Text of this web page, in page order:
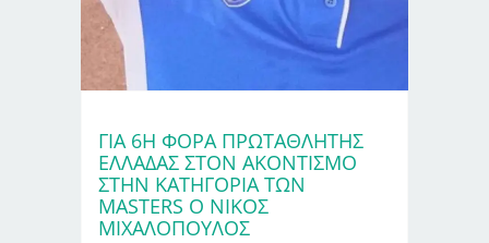
ΓΙΑ 6Η ΦΟΡΑ ΠΡΩΤΑΘΛΗΤΗΣ
ΕΛΛΑΔΑΣ ΣΤΟΝ ΑΚΟΝΤΙΣΜΟ
ΣΤΗΝ ΚΑΤΗΓΟΡΙΑ ΤΩΝ
MASTERS Ο ΝΙΚΟΣ
ΜΙΧΑΛΟΠΟΥΛΟΣ